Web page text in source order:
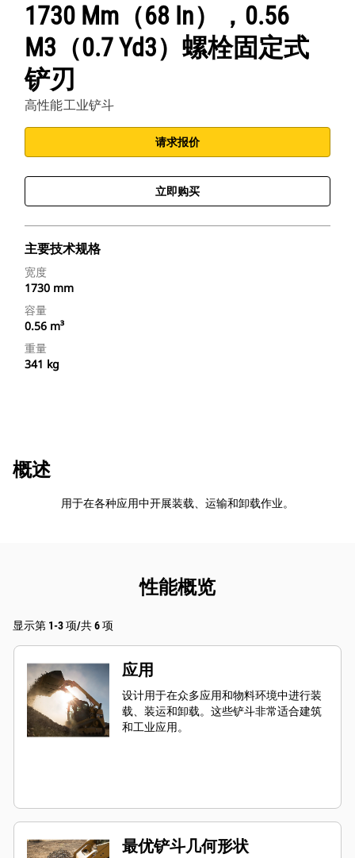
1730 Mm（68 In），0.56
M3（0.7 Yd3）螺栓固定式
铲刃
高性能工业铲斗
请求报价
立即购买
主要技术规格
宽度
1730 mm
容量
0.56 m³
重量
341 kg
概述
用于在各种应用中开展装载、运输和卸载作业。
性能概览
显示第 1-3 项/共 6 项
应用
设计用于在众多应用和物料环境中进行装
载、装运和卸载。这些铲斗非常适合建筑
和工业应用。
最优铲斗几何形状